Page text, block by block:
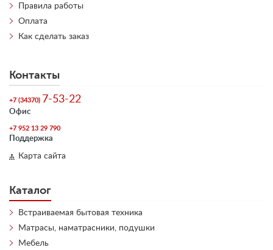
Правила работы
Оплата
Как сделать заказ
Контакты
+7 (34370) 7-53-22
Офис
+7 952 13 29 790
Поддержка
Карта сайта
Каталог
Встраиваемая бытовая техника
Матрасы, наматрасники, подушки
Мебель